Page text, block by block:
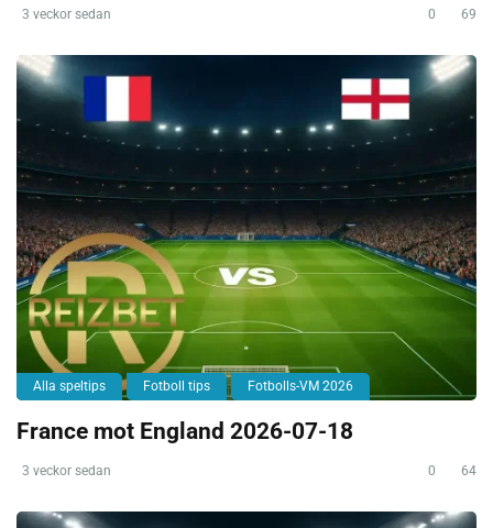
3 veckor sedan 0 69
Alla speltips Fotboll tips Fotbolls-VM 2026
France mot England 2026-07-18
3 veckor sedan 0 64